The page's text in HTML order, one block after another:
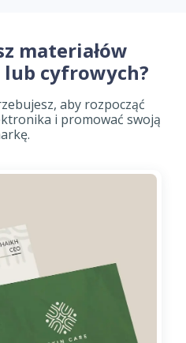
materiałów
cyfrowych?
aby rozpocząć
i promować swoją